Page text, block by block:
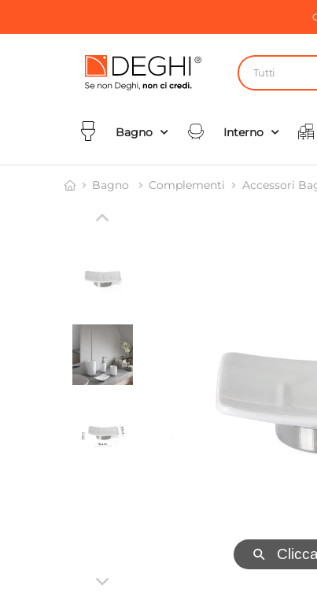
Tutti
Bagno Interno
Bagno Complementi Accessori
⚲